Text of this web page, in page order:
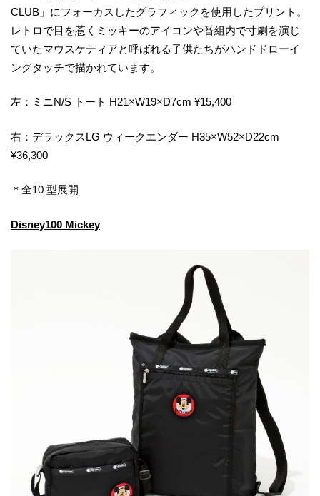
CLUB」にフォーカスしたグラフィックを使用したプリント。
レトロで目を惹くミッキーのアイコンや番組内で寸劇を演じ
ていたマウスケティアと呼ばれる子供たちがハンドドローイ
ングタッチで描かれています。
左：ミニN/S トート H21×W19×D7cm ¥15,400
右：デラックスLG ウィークエンダー H35×W52×D22cm
¥36,300
＊全10 型展開
Disney100 Mickey